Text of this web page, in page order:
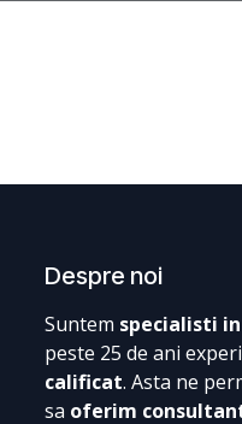
Despre noi
Suntem specialisti
peste 25 de ani
calificat. Asta ne
sa oferim